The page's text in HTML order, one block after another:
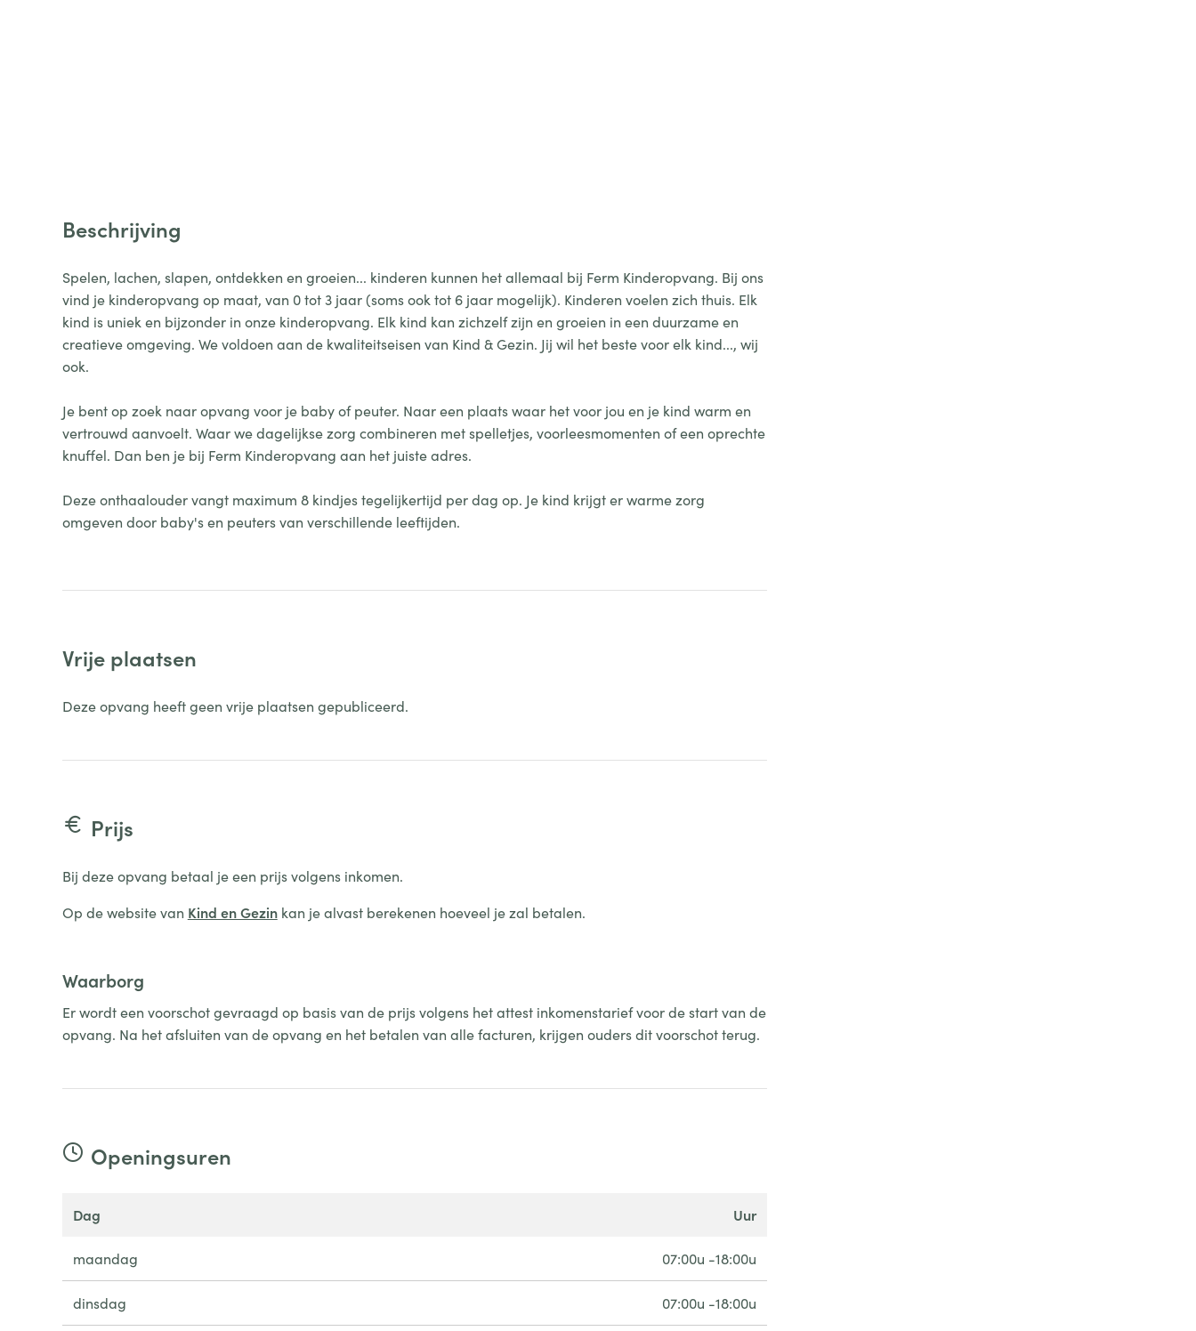
Beschrijving
Spelen, lachen, slapen, ontdekken en groeien... kinderen kunnen het allemaal bij Ferm Kinderopvang. Bij ons
vind je kinderopvang op maat, van 0 tot 3 jaar (soms ook tot 6 jaar mogelijk). Kinderen voelen zich thuis. Elk
kind is uniek en bijzonder in onze kinderopvang. Elk kind kan zichzelf zijn en groeien in een duurzame en
creatieve omgeving. We voldoen aan de kwaliteitseisen van Kind & Gezin. Jij wil het beste voor elk kind..., wij
ook.
Je bent op zoek naar opvang voor je baby of peuter. Naar een plaats waar het voor jou en je kind warm en
vertrouwd aanvoelt. Waar we dagelijkse zorg combineren met spelletjes, voorleesmomenten of een oprechte
knuffel. Dan ben je bij Ferm Kinderopvang aan het juiste adres.
Deze onthaalouder vangt maximum 8 kindjes tegelijkertijd per dag op. Je kind krijgt er warme zorg
omgeven door baby's en peuters van verschillende leeftijden.
Vrije plaatsen
Deze opvang heeft geen vrije plaatsen gepubliceerd.
Prijs
Bij deze opvang betaal je een prijs volgens inkomen.
Op de website van Kind en Gezinkan je alvast berekenen hoeveel je zal betalen.
Waarborg
Er wordt een voorschot gevraagd op basis van de prijs volgens het attest inkomenstarief voor de start van de
opvang. Na het afsluiten van de opvang en het betalen van alle facturen, krijgen ouders dit voorschot terug.
Openingsuren
dag uur
maandag 07:00u -18:00u
dinsdag 07:00u -18:00u